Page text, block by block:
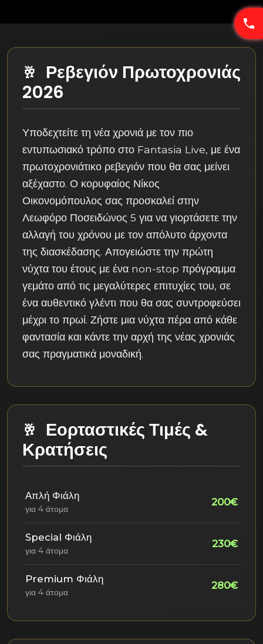
Ρεβεγιόν Πρωτοχρονιάς
2026
Υποδεχτείτε τη νέα χρονιά με τον πιο
εντυπωσιακό τρόπο στο Fantasia Live, με ένα
πρωτοχρονιάτικο ρεβεγιόν που θα σας μείνει
αξέχαστο. Ο κορυφαίος Νίκος
Οικονομόπουλος σας προσκαλεί στην
Λεωφόρο Ποσειδώνος 5 για να γιορτάσετε την
αλλαγή του χρόνου με τον απόλυτο άρχοντα
της διασκέδασης. Απογειώστε την πρώτη
νύχτα του έτους με ένα non-stop πρόγραμμα
γεμάτο από τις μεγαλύτερες επιτυχίες του, σε
ένα αυθεντικό γλέντι που θα σας συντροφεύσει
μέχρι το πρωί. Ζήστε μια νύχτα πέρα από κάθε
φαντασία και κάντε την αρχή της νέας χρονιάς
σας πραγματικά μοναδική.
Εορταστικές Τιμές &
Κρατήσεις
Απλή Φιάλη
για 4 άτομα
200€
Special Φιάλη
για 4 άτομα
230€
Premium Φιάλη
για 4 άτομα
280€